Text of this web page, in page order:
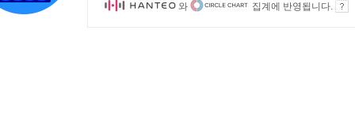
와
집계에 반영됩니다.